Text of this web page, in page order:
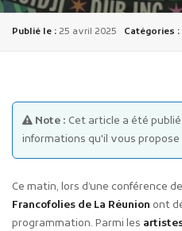
Publicité des
Marchés publics
Plans d'accès
Publié le : 25 avril 2025 Catégories :
Note : Cet article a été
informations qu'il vous
Ce matin, lors d’une conférence
Francofolies de La Réunion ont
programmation. Parmi les